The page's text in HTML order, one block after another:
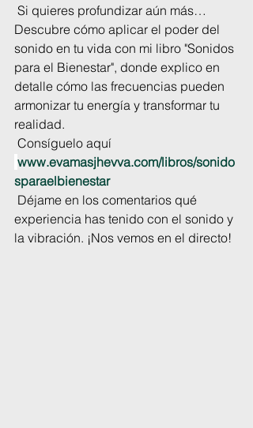
Si quieres profundizar aún más…
Descubre cómo aplicar el poder del
sonido en tu vida con mi libro "Sonidos
para el Bienestar", donde explico en
detalle cómo las frecuencias pueden
armonizar tu energía y transformar tu
realidad.
Consíguelo aquí
www.evamasjhevva.com/libros/sonido
sparaelbienestar
Déjame en los comentarios qué
experiencia has tenido con el sonido y
la vibración. ¡Nos vemos en el directo!